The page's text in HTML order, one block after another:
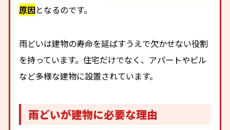
原因となるのです。
雨どいは建物の寿命を延ばすうえで欠かせない役割
を持っています。住宅だけでなく、アパートやビル
など多様な建物に設置されています。
雨どいが建物に必要な理由